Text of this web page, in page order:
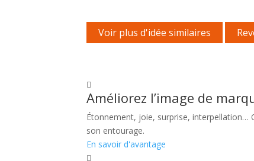
Voir plus d'idée similaires
Améliorez l’image de
Étonnement, joie, surprise, interpellation…
son entourage.
En savoir d'avantage